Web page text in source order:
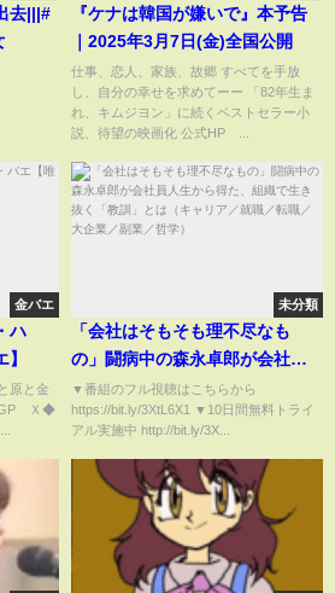
去|||#
『ケナは韓国が嫌いで』本予告
｜2025年3月7日(金)全国公開
仕事、恋人、家族、故郷 すべてを手放
し、自分の幸せを求めてーー 「82年生ま
れ、キムジヨン」に続くベストセラー小
説、待望の映画化 公式HP ...
金バエ
ハ
原と金
GP Ｘ◆
未分類
「会社はそもそも理不尽なも
の」闘病中の森永卓郎が会社員
人生から得た、組織で生き抜く
「教訓」とは（キャリア／就職
／転職／大企業／副業／哲学）
▼番組のフル視聴はこちらから
https://bit.ly/3XtL6X1 ▼10日間無料トライ
アル実施中 http://bit.ly/3X...